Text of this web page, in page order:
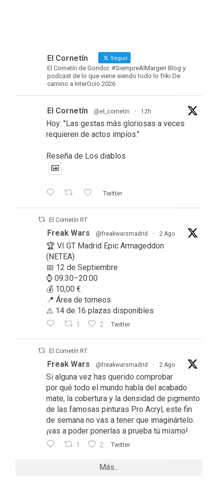
El Cornetín Seguir
El Cornetín de Gondor. #SiempreAlMargen Blog y
podcast de lo que viene siendo todo lo friki De
camino a InterOcio 2026
El Cornetín @el_cornetin · 12h
Hoy: "Las gestas más gloriosas a veces
requieren de actos impíos."
Reseña de Los diablos
Twitter
El Cornetín RT
Freak Wars @freakwarsmadrid · 2 Ago
🏆 VI GT Madrid Epic Armageddon
(NETEA)
📅 12 de Septiembre
⌚ 09:30–20:00
💰 10,00 €
📍 Área de torneos
⚠️ 14 de 16 plazas disponibles
1 2 Twitter
El Cornetín RT
Freak Wars @freakwarsmadrid · 2 Ago
Si alguna vez has querido comprobar
por qué todo el mundo habla del acabado
mate, la cobertura y la densidad de pigmento
de las famosas pinturas Pro Acryl, este fin
de semana no vas a tener que imaginártelo:
¡vas a poder ponerlas a prueba tú mismo!
1 2 Twitter
Más...